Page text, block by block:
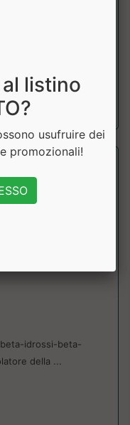
di elevata purezza.
e per...
idrossi-beta-
della ...
listino
usufruire dei
promozionali!